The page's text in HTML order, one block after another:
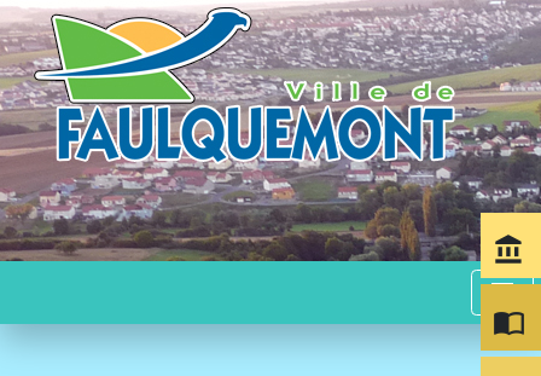
menu
account_balance
import_contacts